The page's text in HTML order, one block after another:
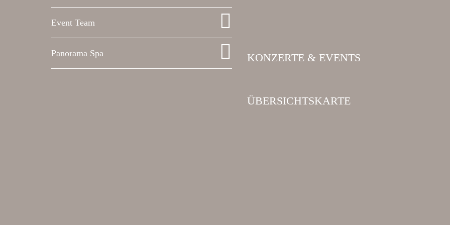
Event Team
Panorama Spa KONZERTE & EVENTS
ÜBERSICHTSKARTE